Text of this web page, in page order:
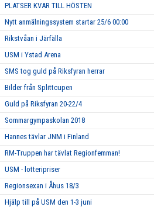
PLATSER KVAR TILL HÖSTEN
Nytt anmälningssystem startar 25/6 00:00
Rikstvåan i Järfälla
USM i Ystad Arena
SMS tog guld på Riksfyran herrar
Bilder från Splittcupen
Guld på Riksfyran 20-22/4
Sommargympaskolan 2018
Hannes tävlar JNM i Finland
RM-Truppen har tävlat Regionfemman!
USM - lotteripriser
Regionsexan i Åhus 18/3
Hjälp till på USM den 1-3 juni